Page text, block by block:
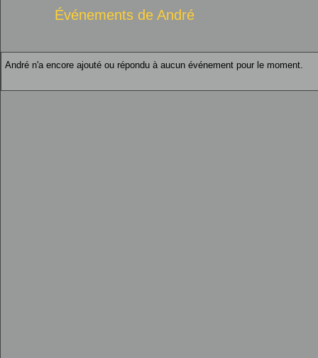
Événements de André
André n'a encore ajouté ou répondu à aucun événement pour le moment.